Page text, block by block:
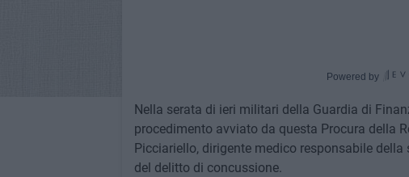
Powered by
Nella serata di ieri militari della Guardia di
procedimento avviato da questa Procura della
Picciariello, dirigente medico responsabile della
del delitto di concussione.